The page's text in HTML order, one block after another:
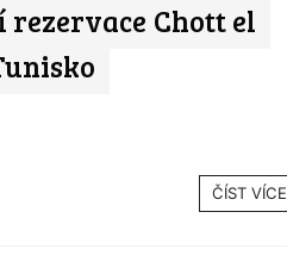
Chott el
ČÍST VÍCE